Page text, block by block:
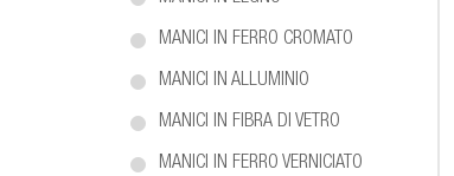
MANICI IN FERRO CROMATO
MANICI IN ALLUMINIO
MANICI IN FIBRA DI VETRO
MANICI IN FERRO VERNICIATO